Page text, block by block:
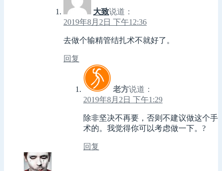
大致说道：
2019年8月2日 下午12:36
去做个输精管结扎术不就好了。
回复
老方说道：
2019年8月2日 下午1:29
除非坚决不再要，否则不建议做这个手
术的。我觉得你可以考虑做一下。?
回复